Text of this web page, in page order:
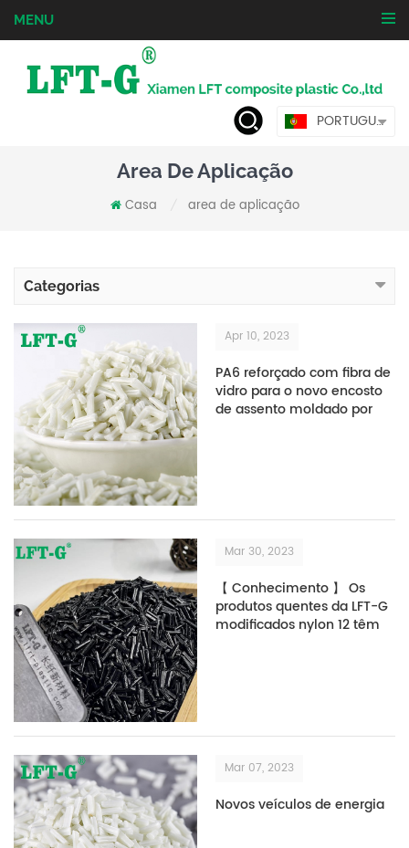
MENU
PORTUGUÊS
Area De Aplicação
Casa area de aplicação
Categorias
Apr 10, 2023
PA6 reforçado com fibra de
vidro para o novo encosto
de assento moldado por
Mar 30, 2023
【 Conhecimento 】 Os
produtos quentes da LFT-G
modificados nylon 12 têm
Mar 07, 2023
Novos veículos de energia